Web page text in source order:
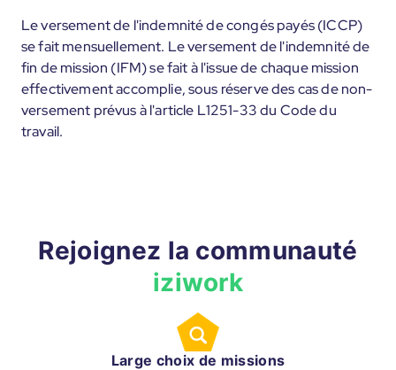
Le versement de l'indemnité de congés payés (ICCP)
se fait mensuellement. Le versement de l'indemnité de
fin de mission (IFM) se fait à l'issue de chaque mission
effectivement accomplie, sous réserve des cas de non-
versement prévus à l'article L1251-33 du Code du
travail.
Rejoignez la communauté
iziwork
Large choix de missions